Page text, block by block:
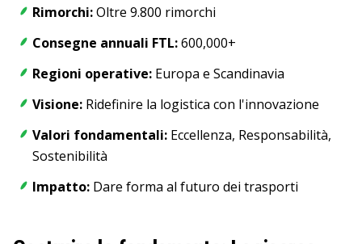
Rimorchi:Oltre 9.800 rimorchi
Consegne annuali FTL:600,000+
Regioni operative: Europa e Scandinavia
Visione: Ridefinire la logistica con l'innovazione
Valori fondamentali: Eccellenza, Responsabilità,
Sostenibilità
Impatto: Dare forma al futuro dei trasporti